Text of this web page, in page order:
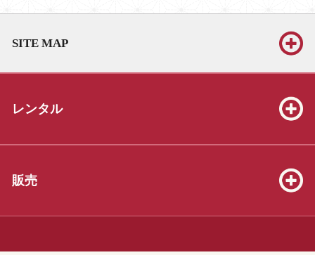
2026.06.13
した！
2026.06.13
2026.06.13
した！
2026.05.23
SITE MAP
レンタル
販売